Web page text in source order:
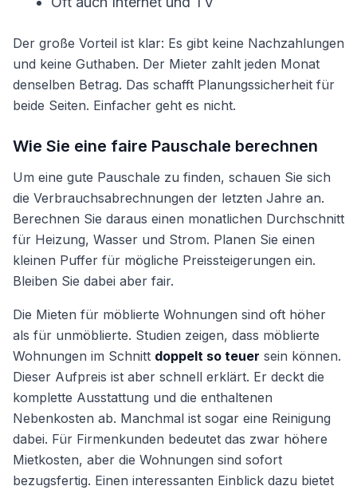
Der große Vorteil ist klar: Es gibt keine Nachzahlungen
und keine Guthaben. Der Mieter zahlt jeden Monat
denselben Betrag. Das schafft Planungssicherheit für
beide Seiten. Einfacher geht es nicht.
Wie Sie eine faire Pauschale berechnen
Um eine gute Pauschale zu finden, schauen Sie sich
die Verbrauchsabrechnungen der letzten Jahre an.
Berechnen Sie daraus einen monatlichen Durchschnitt
für Heizung, Wasser und Strom. Planen Sie einen
kleinen Puffer für mögliche Preissteigerungen ein.
Bleiben Sie dabei aber fair.
Die Mieten für möblierte Wohnungen sind oft höher
als für unmöblierte. Studien zeigen, dass möblierte
Wohnungen im Schnitt doppelt so teuer sein können.
Dieser Aufpreis ist aber schnell erklärt. Er deckt die
komplette Ausstattung und die enthaltenen
Nebenkosten ab. Manchmal ist sogar eine Reinigung
dabei. Für Firmenkunden bedeutet das zwar höhere
Mietkosten, aber die Wohnungen sind sofort
bezugsfertig. Einen interessanten Einblick dazu bietet